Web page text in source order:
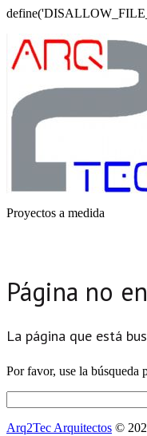
Proyectos a medida
Página no
La página que está
Por favor, use la búsqueda
Arq2Tec Arquitectos ©